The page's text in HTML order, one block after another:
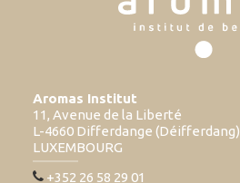
Aromas Institut
11, Avenue de la Liberté
L-4660 Differdange (Déifferdang)
LUXEMBOURG
+352 26 58 29 01